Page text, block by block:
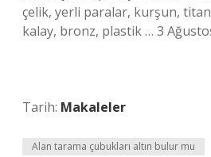
çelik, yerli paralar, kurşun,
kalay, bronz, plastik … 3
Tarih: Makaleler
Alan tarama çubukları altın bulur mu